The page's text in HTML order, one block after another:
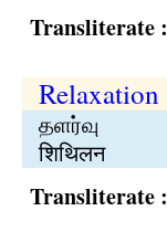
Transliterate :
Relaxation
தளர்வு
शिथिलन
Transliterate :